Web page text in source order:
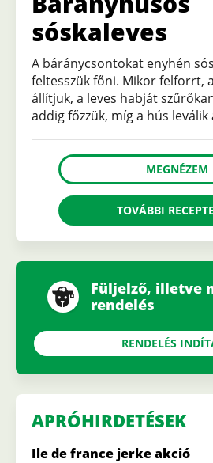
sóskaleves
A báránycsontokat enyhén
feltesszük főni. Mikor felforrt,
állítjuk, a leves habját
addig főzzük, míg a hús
MEGNÉZEM
TOVÁBBI
Füljelző, illetve
rendelés
RENDELÉS
APRÓHIRDETÉSEK
Ile de france jerke akció